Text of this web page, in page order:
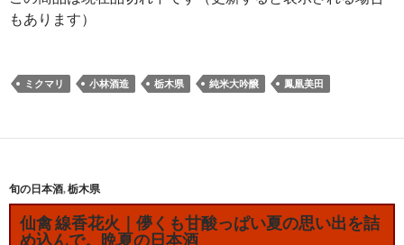
もあります）
ミクマリ 小林酒造 栃木県 純米大吟醸 鳳凰美田
旬の日本酒,栃木県
仙禽 線香花火｜儚くも甘酸っぱい夏の思い出を詰
め込んで。晩夏の日本酒